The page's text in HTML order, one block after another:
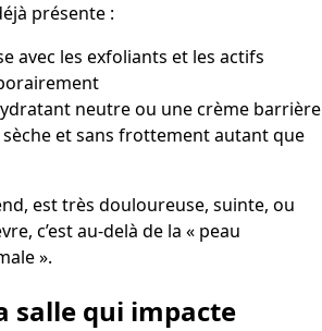
présente :
avec les exfoliants et les actifs
neutre ou une crème barrière
et sans frottement autant que
est très douloureuse, suinte, ou
c’est au-delà de la « peau
».
salle qui impacte